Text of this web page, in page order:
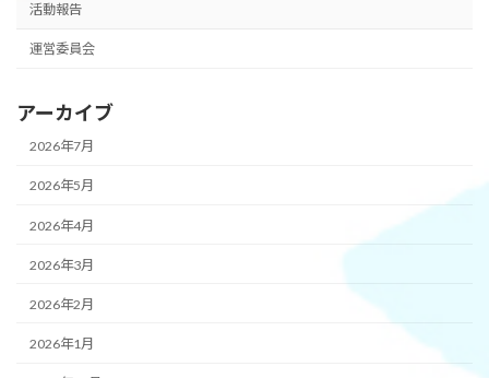
活動報告
運営委員会
アーカイブ
2026年7月
2026年5月
2026年4月
2026年3月
2026年2月
2026年1月